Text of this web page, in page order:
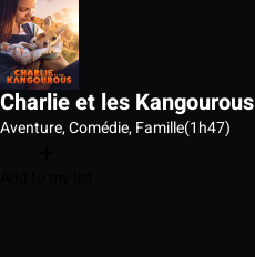
Charlie et les Kangourous
Aventure, Comédie, Famille(1h47)